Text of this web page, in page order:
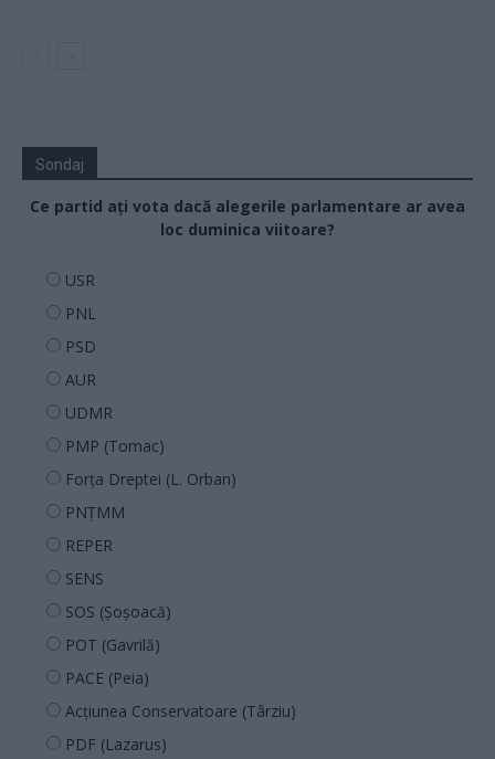
Sondaj
Ce partid ați vota dacă alegerile parlamentare ar avea
loc duminica viitoare?
USR
PNL
PSD
AUR
UDMR
PMP (Tomac)
Forța Dreptei (L. Orban)
PNȚMM
REPER
SENS
SOS (Șoșoacă)
POT (Gavrilă)
PACE (Peia)
Acțiunea Conservatoare (Târziu)
PDF (Lazarus)